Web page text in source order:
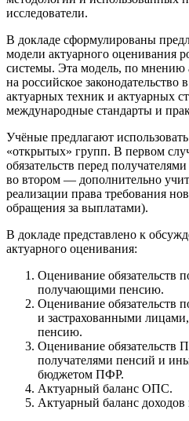
исследователи.
В докладе сформулированы
модели актуарного оценивания
системы. Эта модель, по мнению
на российское законодательство
актуарных техник и актуарных
международные стандарты и
Учёные предлагают
«открытых» групп. В первом
обязательств перед
во втором — дополнительно
реализации права требования
обращения за выплатами).
В докладе представлено к
актуарного оценивания:
Оценивание обязательств
получающими пенсию.
Оценивание обязательств
и застрахованными
пенсию.
Оценивание обязательств
получателями пенсий и
бюджетом ПФР.
Актуарный баланс ОПС.
Актуарный баланс